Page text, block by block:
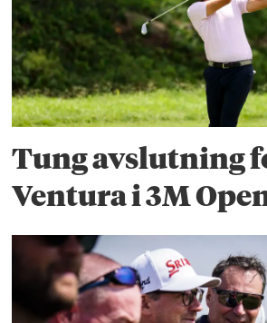
Tung avslutning
Ventura i 3M